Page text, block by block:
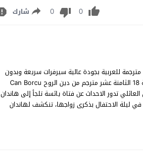
0
0 شارك
مسلسل دين الروح الحلقة 18 قصة عشق يوتيوب، مشاهدة وتحميل دين الروح الحلقة 18 مترجمة للعربية بجودة عالية سيرفرات سريعة وبدون
إعلانات، بطولة إبرو أوزكان ، جنيد ميته ، بولنت إينال ، مينا توغاي, شاهد اون لاين الحلقة 18 الثامنة عشر مترجم من دين الروح Can Borcu
تدور الاحداث عن فتاة يائسة تلجأ إلى هاندان
ليلة الاحتفال بذكرى زواجها، تنكشف لهاندان